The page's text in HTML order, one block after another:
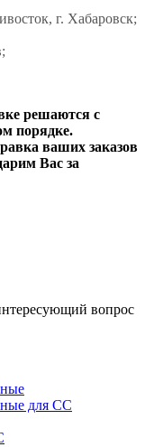
г. Хабаровск;
решаются с
порядке.
ваших заказов
Вас за
вопрос
для СС